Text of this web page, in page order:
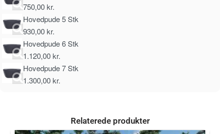
750,00kr.
Hovedpude 5 Stk
930,00kr.
Hovedpude 6 Stk
1.120,00kr.
Hovedpude 7 Stk
1.300,00kr.
Relaterede produkter